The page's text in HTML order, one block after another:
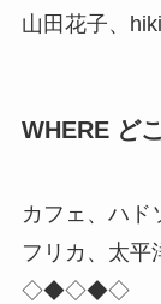
山田花子、
WHERE ど
カフェ、ハド
フリカ、太平
◇◆◇◆◇